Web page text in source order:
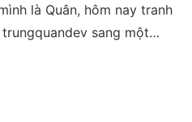
là Quân, hôm nay tranh
sang một…